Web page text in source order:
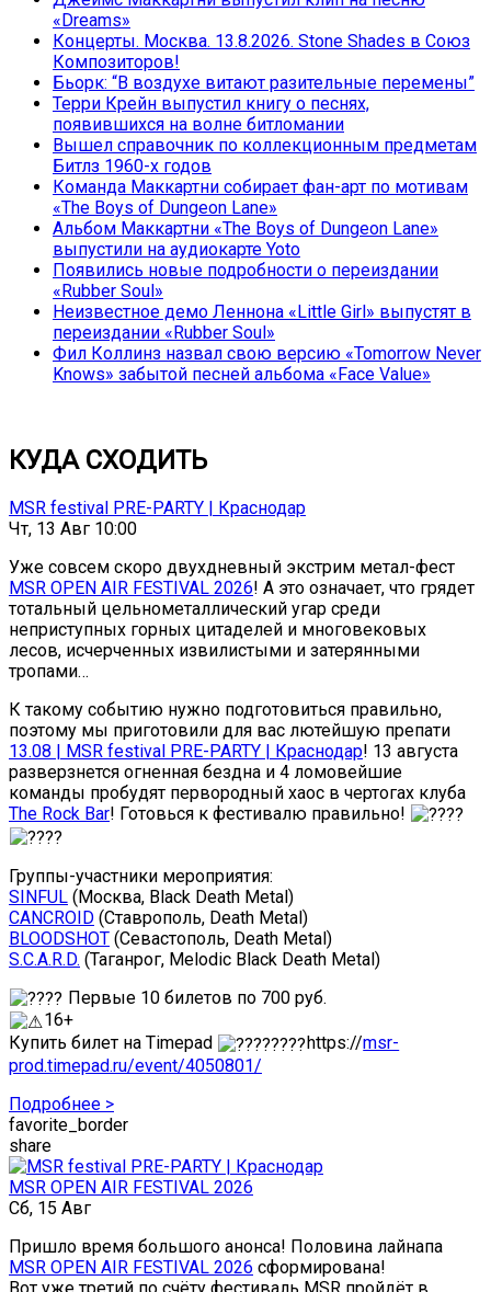
«Dreams»
Концерты. Москва. 13.8.2026. Stone Shades в Союз
Композиторов!
Бьорк: “В воздухе витают разительные перемены”
Терри Крейн выпустил книгу о песнях,
появившихся на волне битломании
Вышел справочник по коллекционным предметам
Битлз 1960-х годов
Команда Маккартни собирает фан-арт по мотивам
«The Boys of Dungeon Lane»
Альбом Маккартни «The Boys of Dungeon Lane»
выпустили на аудиокарте Yoto
Появились новые подробности о переиздании
«Rubber Soul»
Неизвестное демо Леннона «Little Girl» выпустят в
переиздании «Rubber Soul»
Фил Коллинз назвал свою версию «Tomorrow Never
Knows» забытой песней альбома «Face Value»
КУДА СХОДИТЬ
MSR festival PRE-PARTY | Краснодар
Чт, 13 Авг 10:00
Уже совсем скоро двухдневный экстрим метал-фест
MSR OPEN AIR FESTIVAL 2026! А это означает, что грядет
тотальный цельнометаллический угар среди
неприступных горных цитаделей и многовековых
лесов, исчерченных извилистыми и затерянными
тропами…
К такому событию нужно подготовиться правильно,
поэтому мы приготовили для вас лютейшую препати
13.08 | MSR festival PRE-PARTY | Краснодар! 13 августа
разверзнется огненная бездна и 4 ломовейшие
команды пробудят первородный хаос в чертогах клуба
The Rock Bar! Готовься к фестивалю правильно!
Группы-участники мероприятия:
SINFUL (Москва, Black Death Metal)
CANCROID (Ставрополь, Death Metal)
BLOODSHOT (Севастополь, Death Metal)
S.C.A.R.D. (Таганрог, Melodic Black Death Metal)
Первые 10 билетов по 700 руб.
16+
Купить билет на Timepad
https://msr-
prod.timepad.ru/event/4050801/
Подробнее >
favorite_border
share
MSR OPEN AIR FESTIVAL 2026
Сб, 15 Авг
Пришло время большого анонса! Половина лайнапа
MSR OPEN AIR FESTIVAL 2026 сформирована!
Вот уже третий по счёту фестиваль MSR пройдёт в